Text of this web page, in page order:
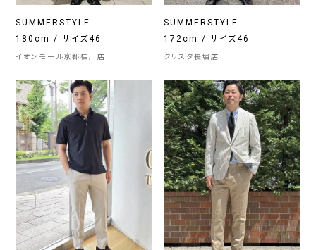
SUMMERSTYLE
180cm / サイズ46
イオンモール京都桂川店
SUMMERSTYLE
172cm / サイズ46
クリスタ長堀店